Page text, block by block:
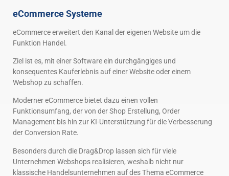
eCommerce Systeme
eCommerce erweitert den Kanal der eigenen Website um die
Funktion Handel.
Ziel ist es, mit einer Software ein durchgängiges und
konsequentes Kauferlebnis auf einer Website oder einem
Webshop zu schaffen.
Moderner eCommerce bietet dazu einen vollen
Funktionsumfang, der von der Shop Erstellung, Order
Management bis hin zur KI-Unterstützung für die Verbesserung
der Conversion Rate.
Besonders durch die Drag&Drop lassen sich für viele
Unternehmen Webshops realisieren, weshalb nicht nur
klassische Handelsunternehmen auf des Thema eCommerce